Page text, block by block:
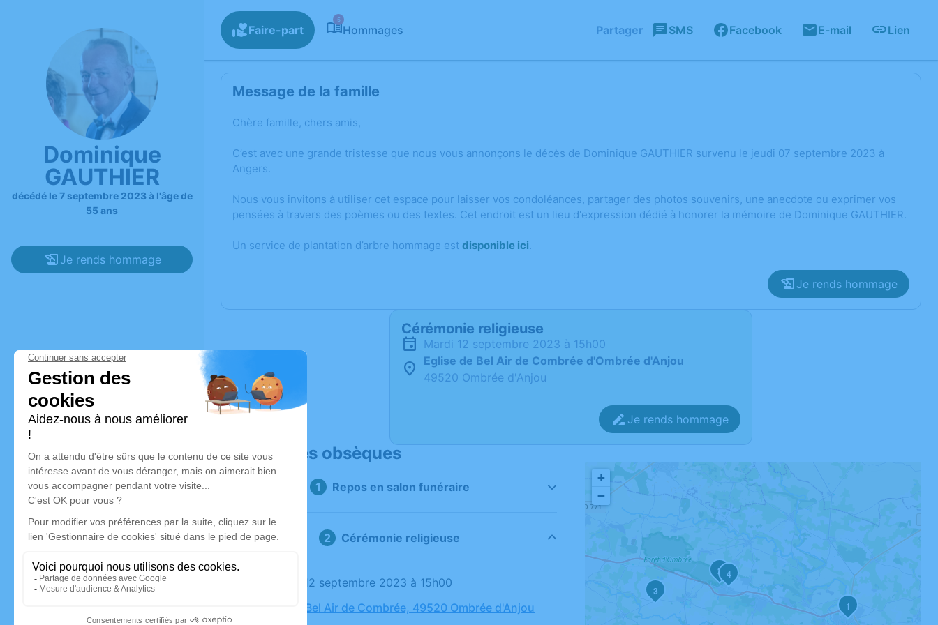
Dominique
GAUTHIER
décédé le 7 septembre 2023 à l'âge de
55 ans
Je rends hommage
Faire-part
5
Hommages Partager SMS Facebook E-mail Lien
Message de la famille
Chère famille, chers amis,
C’est avec une grande tristesse que nous vous annonçons le décès de Dominique GAUTHIER survenu le jeudi 07 septembre 2023 à
Angers.
Nous vous invitons à utiliser cet espace pour laisser vos condoléances, partager des photos souvenirs, une anecdote ou exprimer vos
pensées à travers des poèmes ou des textes. Cet endroit est un lieu d'expression dédié à honorer la mémoire de Dominique GAUTHIER.
Un service de plantation d’arbre hommage est disponible ici.
Je rends hommage
Cérémonie religieuse
mardi 12 septembre 2023 à 15h00
Eglise de Bel Air de Combrée d'Ombrée d'Anjou
49520 Ombrée d'Anjou
Je rends hommage
Déroulé des obsèques
Repos en salon funéraire
Cérémonie religieuse
Le mardi 12 septembre 2023 à 15h00
Eglise de Bel Air de Combrée, 49520 Ombrée d'Anjou
1
2
3
4
+
−